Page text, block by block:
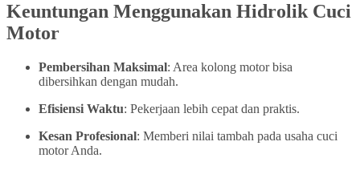
Keuntungan Menggunakan Hidrolik Cuci
Motor
Pembersihan Maksimal: Area kolong motor bisa
dibersihkan dengan mudah.
Efisiensi Waktu: Pekerjaan lebih cepat dan praktis.
Kesan Profesional: Memberi nilai tambah pada usaha cuci
motor Anda.